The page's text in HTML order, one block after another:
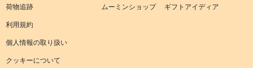
荷物追跡
利用規約
個人情報の取り扱い
クッキーについて
ムーミンショップ ギフトアイディア